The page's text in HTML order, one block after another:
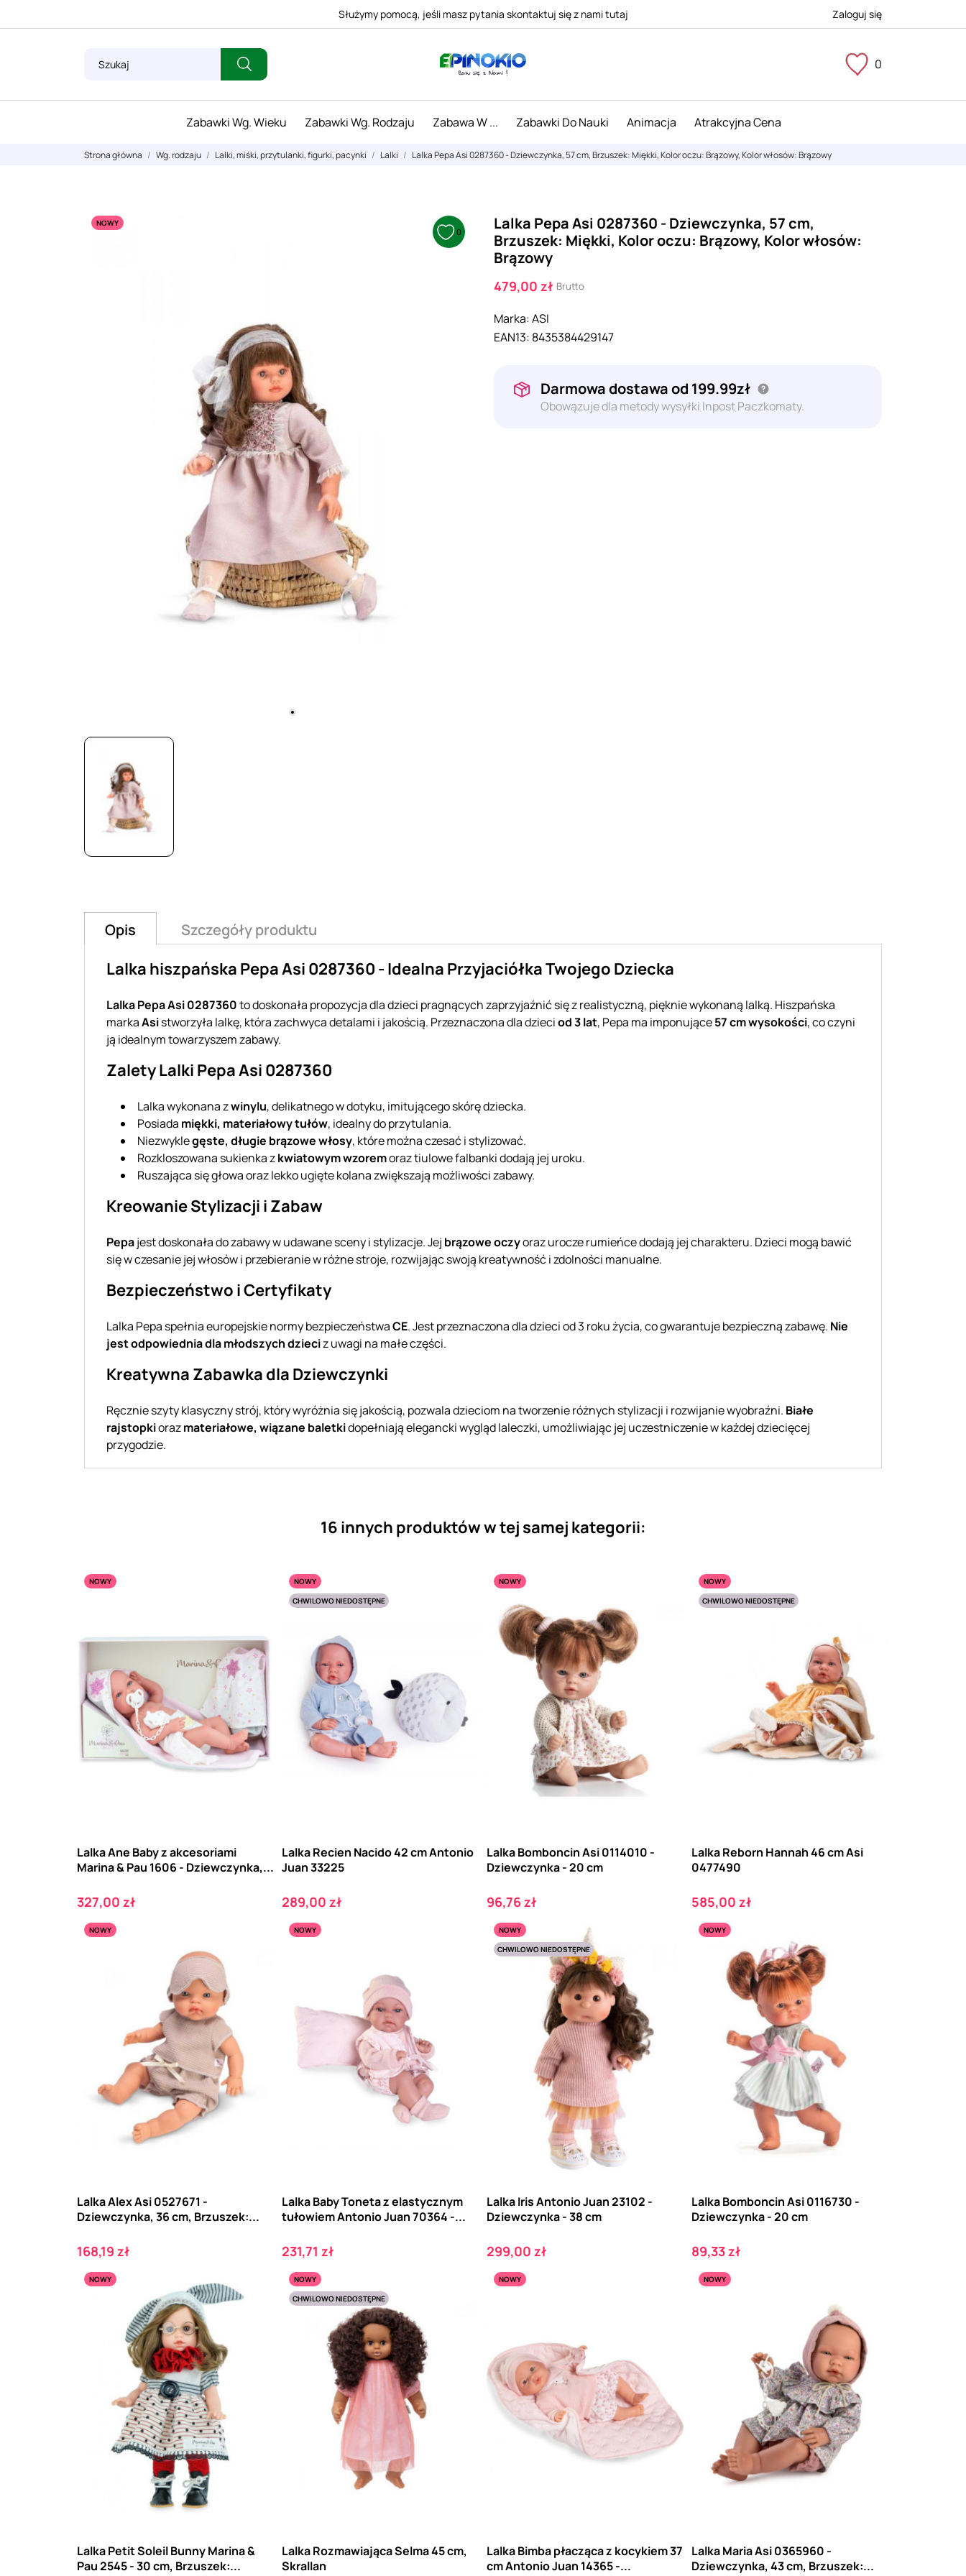
Służymy pomocą, jeśli masz pytania skontaktuj się z nami tutaj Zaloguj się
0
Zabawki Wg. Wieku Zabawki Wg. Rodzaju Zabawa W ... Zabawki Do Nauki Animacja Atrakcyjna Cena
Strona główna Wg. rodzaju Lalki, miśki, przytulanki, figurki, pacynki Lalki Lalka Pepa Asi 0287360 - Dziewczynka, 57 cm, Brzuszek: Miękki, Kolor oczu: Brązowy, Kolor włosów: Brązowy
NOWY
0
Lalka Pepa Asi 0287360 - Dziewczynka, 57 cm,
Brzuszek: Miękki, Kolor oczu: Brązowy, Kolor włosów:
Brązowy
479,00 zł Brutto
Marka:ASI
EAN13: 8435384429147
Darmowa dostawa od 199.99zł
Obowązuje dla metody wysyłki Inpost Paczkomaty.
Opis Szczegóły produktu
Lalka hiszpańska Pepa Asi 0287360 - Idealna Przyjaciółka Twojego Dziecka
Lalka Pepa Asi 0287360to doskonała propozycja dla dzieci pragnących zaprzyjaźnić się z realistyczną, pięknie wykonaną lalką. Hiszpańska
markaAsistworzyła lalkę, która zachwyca detalami i jakością. Przeznaczona dla dzieciod 3 lat, Pepa ma imponujące57 cm wysokości, co czyni
ją idealnym towarzyszem zabawy.
Zalety Lalki Pepa Asi 0287360
Lalka wykonana zwinylu, delikatnego w dotyku, imitującego skórę dziecka.
Posiada miękki, materiałowy tułów, idealny do przytulania.
Niezwyklegęste, długie brązowe włosy, które można czesać i stylizować.
Rozkloszowana sukienka zkwiatowym wzoremoraz tiulowe falbanki dodają jej uroku.
Ruszająca się głowa oraz lekko ugięte kolana zwiększają możliwości zabawy.
Kreowanie Stylizacji i Zabaw
Pepajest doskonała do zabawy w udawane sceny i stylizacje. Jej brązowe oczyoraz urocze rumieńce dodają jej charakteru. Dzieci mogą bawić
się w czesanie jej włosów i przebieranie w różne stroje, rozwijając swoją kreatywność i zdolności manualne.
Bezpieczeństwo i Certyfikaty
Lalka Pepa spełnia europejskie normy bezpieczeństwaCE. Jest przeznaczona dla dzieci od 3 roku życia, co gwarantuje bezpieczną zabawę. Nie
jest odpowiednia dla młodszych dzieciz uwagi na małe części.
Kreatywna Zabawka dla Dziewczynki
Ręcznie szyty klasyczny strój, który wyróżnia się jakością, pozwala dzieciom na tworzenie różnych stylizacji i rozwijanie wyobraźni. Białe
rajstopkiorazmateriałowe, wiązane baletkidopełniają elegancki wygląd laleczki, umożliwiając jej uczestniczenie w każdej dziecięcej
przygodzie.
16 innych produktów w tej samej kategorii:
NOWY
Lalka Ane Baby z akcesoriami
Marina & Pau 1606 - Dziewczynka,...
Cena
327,00 zł
NOWY
CHWILOWO NIEDOSTĘPNE
Lalka Recien Nacido 42 cm Antonio
Juan 33225
Cena
289,00 zł
NOWY
Lalka Bomboncin Asi 0114010 -
Dziewczynka - 20 cm
Cena
96,76 zł
NOWY
CHWILOWO NIEDOSTĘPNE
Lalka Reborn Hannah 46 cm Asi
0477490
Cena
585,00 zł
NOWY
Lalka Alex Asi 0527671 -
Dziewczynka, 36 cm, Brzuszek:...
Cena
168,19 zł
NOWY
Lalka Baby Toneta z elastycznym
tułowiem Antonio Juan 70364 -...
Cena
231,71 zł
NOWY
CHWILOWO NIEDOSTĘPNE
Lalka Iris Antonio Juan 23102 -
Dziewczynka - 38 cm
Cena
299,00 zł
NOWY
Lalka Bomboncin Asi 0116730 -
Dziewczynka - 20 cm
Cena
89,33 zł
NOWY
Lalka Petit Soleil Bunny Marina &
Pau 2545 - 30 cm, Brzuszek:...
NOWY
CHWILOWO NIEDOSTĘPNE
Lalka Rozmawiająca Selma 45 cm,
Skrallan
NOWY
Lalka Bimba płacząca z kocykiem 37
cm Antonio Juan 14365 -...
NOWY
Lalka Maria Asi 0365960 -
Dziewczynka, 43 cm, Brzuszek:...